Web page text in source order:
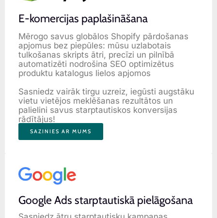
E-komercijas paplašināšana
Mērogo savus globālos Shopify pārdošanas
apjomus bez piepūles: mūsu uzlabotais
tulkošanas skripts ātri, precīzi un pilnībā
automatizēti nodrošina SEO optimizētus
produktu katalogus lielos apjomos
Sasniedz vairāk tirgu uzreiz, iegūsti augstāku
vietu vietējos meklēšanas rezultātos un
palielini savus starptautiskos konversijas
rādītājus!
SAZINIES AR MUMS
Google Ads starptautiskā pielāgošana